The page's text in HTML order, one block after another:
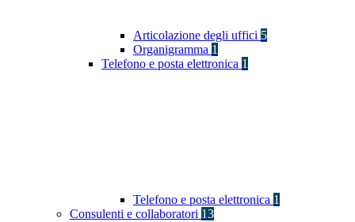
Articolazione degli uffici 5
Organigramma 1
Telefono e posta elettronica 1
Telefono e posta elettronica 1
Consulenti e collaboratori 13